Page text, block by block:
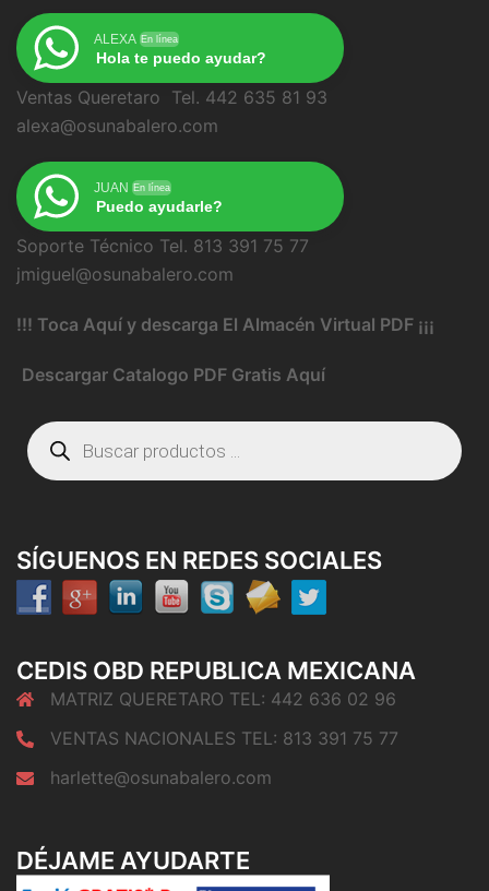
ALEXA En línea
Hola te puedo ayudar?
Ventas Queretaro Tel. 442 635 81 93
alexa@osunabalero.com
JUAN En línea
Puedo ayudarle?
Soporte Técnico Tel. 813 391 75 77
jmiguel@osunabalero.com
!!! Toca Aquí y descarga El Almacén Virtual PDF ¡¡¡
Descargar Catalogo PDF Gratis Aquí
Búsqueda
de
productos
SÍGUENOS EN REDES SOCIALES
CEDIS OBD REPUBLICA MEXICANA
MATRIZ QUERETARO TEL: 442 636 02 96
VENTAS NACIONALES TEL: 813 391 75 77
harlette@osunabalero.com
DÉJAME AYUDARTE